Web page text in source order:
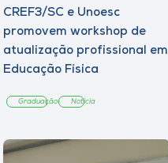
CREF3/SC e Unoesc
promovem workshop de
atualização profissional em
Educação Física
Graduação Notícia